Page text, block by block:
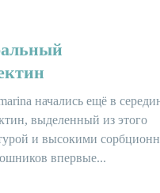
начались ещё в
выделенный из этого
и высокими
впервые...